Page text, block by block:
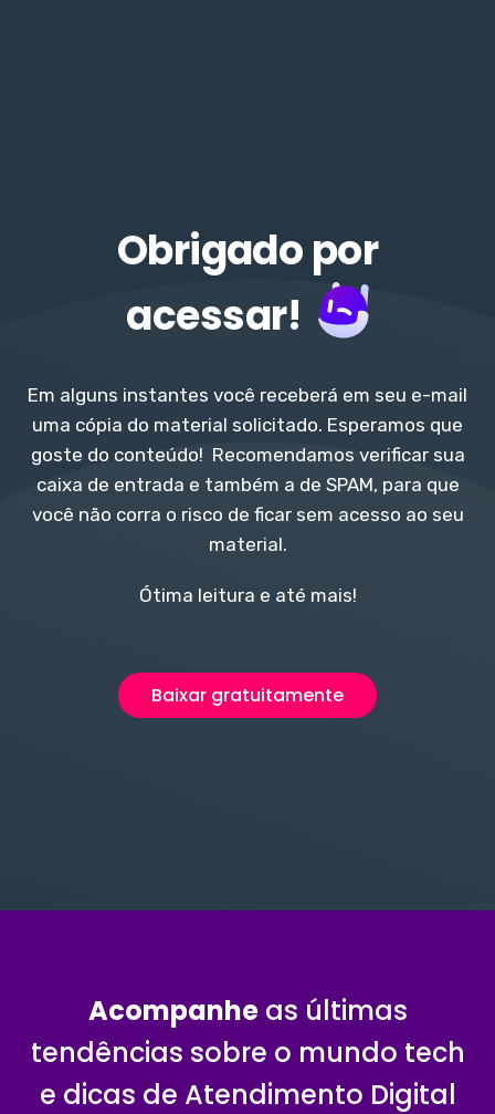
Obrigado por
acessar!
Em alguns instantes você receberá em seu e-mail
uma cópia do material solicitado. Esperamos que
goste do conteúdo! Recomendamos verificar sua
caixa de entrada e também a de SPAM, para que
você não corra o risco de ficar sem acesso ao seu
material.
Ótima leitura e até mais!
Baixar gratuitamente
Acompanheas últimas
tendências sobre o mundo tech
e dicas de Atendimento Digital